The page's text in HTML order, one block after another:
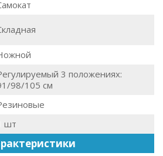
3 положениях:
98/105 см
шт